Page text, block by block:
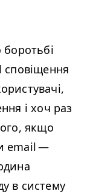
сповіщення
і хоч раз
якщо
email —
в систему